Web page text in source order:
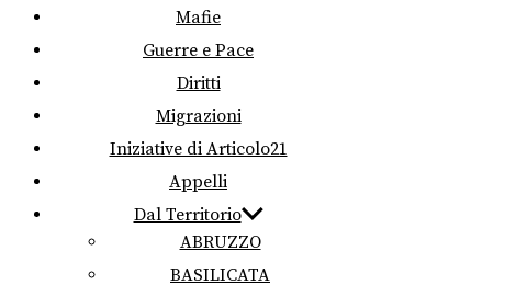
Mafie
Guerre e Pace
Diritti
Migrazioni
Iniziative di Articolo21
Appelli
Dal Territorio
ABRUZZO
BASILICATA